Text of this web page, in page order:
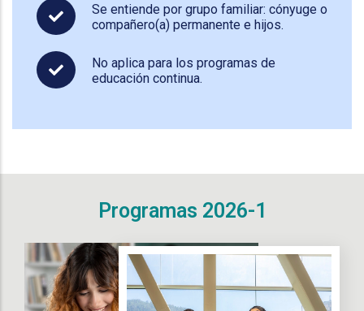
Se entiende por grupo familiar: cónyuge o
compañero(a) permanente e hijos.
No aplica para los programas de
educación continua.
Programas 2026-1